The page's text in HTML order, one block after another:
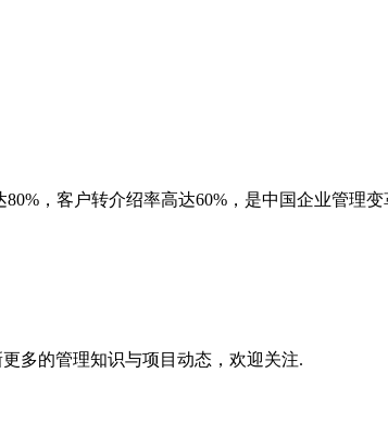
，客户转介绍率高达60%，是中国企业管理变
多的管理知识与项目动态，欢迎关注.